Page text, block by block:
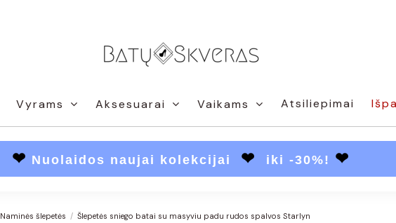
Vyrams Aksesuarai Vaikams Atsiliepimai
❤ Nuolaidos naujai kolekcijai ❤ iki -30%! ❤
Naminės šlepetės Šlepetės sniego batai su masyviu padu rudos spalvos Starlyn